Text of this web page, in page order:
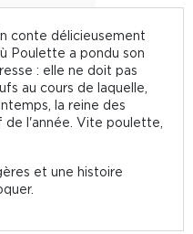
conte délicieusement
Poulette a pondu son
: elle ne doit pas
au cours de laquelle,
la reine des
l'année. Vite poulette,
et une histoire